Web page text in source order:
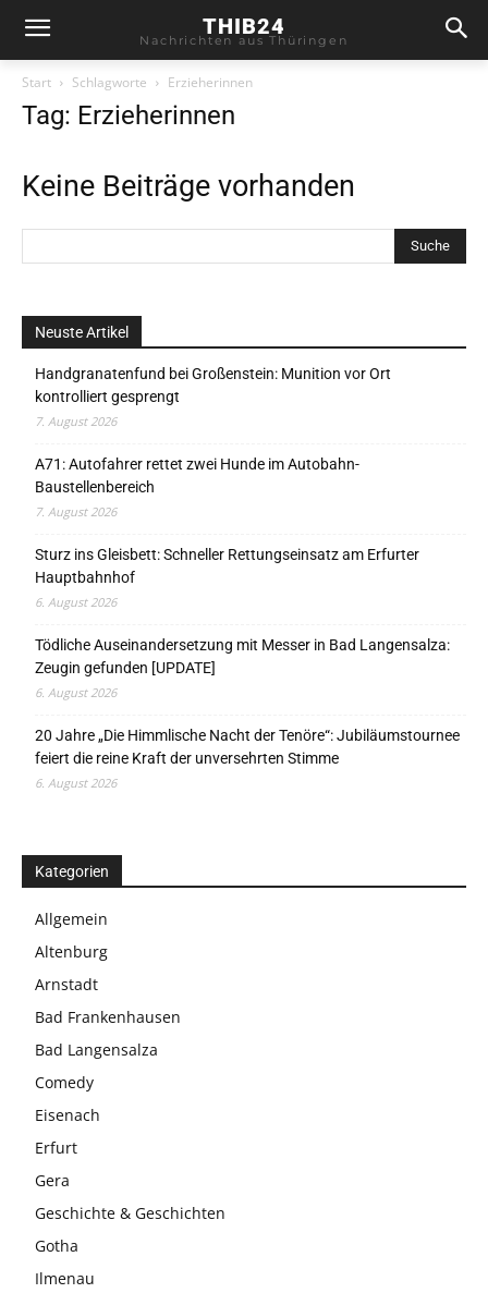
THIB24
Nachrichten aus Thüringen
Start Schlagworte Erzieherinnen
Tag: Erzieherinnen
Keine Beiträge vorhanden
Neuste Artikel
Handgranatenfund bei Großenstein: Munition vor Ort
kontrolliert gesprengt
7. August 2026
A71: Autofahrer rettet zwei Hunde im Autobahn-
Baustellenbereich
7. August 2026
Sturz ins Gleisbett: Schneller Rettungseinsatz am Erfurter
Hauptbahnhof
6. August 2026
Tödliche Auseinandersetzung mit Messer in Bad Langensalza:
Zeugin gefunden [UPDATE]
6. August 2026
20 Jahre „Die Himmlische Nacht der Tenöre“: Jubiläumstournee
feiert die reine Kraft der unversehrten Stimme
6. August 2026
Kategorien
Allgemein
Altenburg
Arnstadt
Bad Frankenhausen
Bad Langensalza
Comedy
Eisenach
Erfurt
Gera
Geschichte & Geschichten
Gotha
Ilmenau